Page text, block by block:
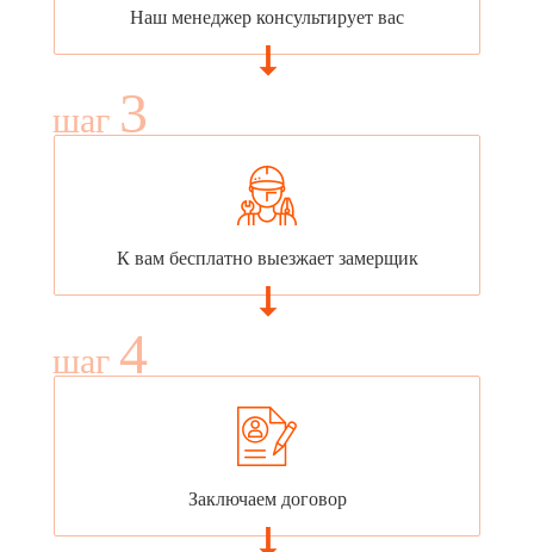
Наш менеджер консультирует вас
шаг 3
К вам бесплатно выезжает замерщик
шаг 4
Заключаем договор